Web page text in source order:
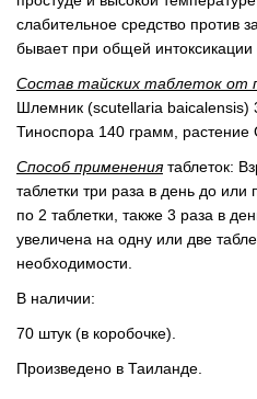
слабительное средство против
бывает при общей интоксикации
Состав тайских таблеток от
Шлемник (scutellaria baicalensis)
Тиноспора 140 грамм, растение
Способ применениятаблеток:
таблетки три раза в день до
по 2 таблетки, также 3 раза в
увеличена на одну или две
необходимости.
В наличии:
70 штук (в коробочке).
Произведено в Таиланде.